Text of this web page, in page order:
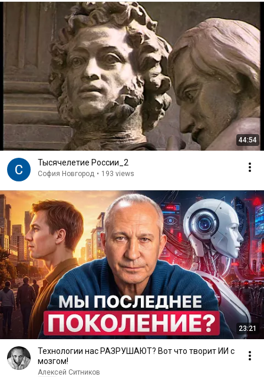
44:54
Тысячелетие России_2
София Новгород • 193 views
23:21
Технологии нас РАЗРУШАЮТ? Вот что творит ИИ с
мозгом!
Алексей Ситников